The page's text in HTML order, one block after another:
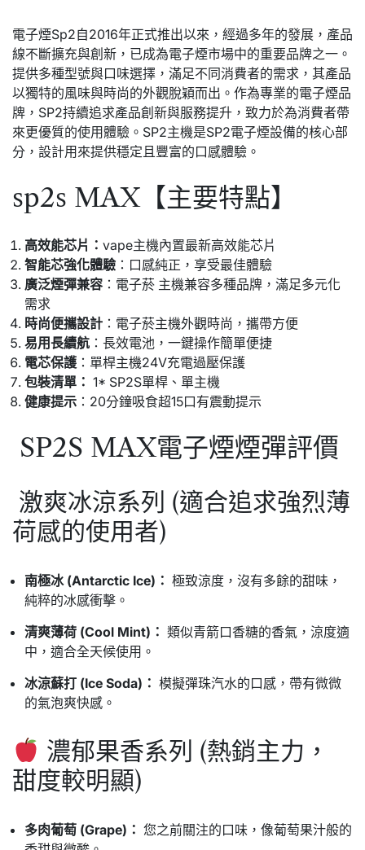
電子煙Sp2自2016年正式推出以來，經過多年的發展，產品
線不斷擴充與創新，已成為電子煙市場中的重要品牌之一。
提供多種型號與口味選擇，滿足不同消費者的需求，其產品
以獨特的風味與時尚的外觀脫穎而出。作為專業的電子煙品
牌，SP2持續追求產品創新與服務提升，致力於為消費者帶
來更優質的使用體驗。SP2主機是SP2電子煙設備的核心部
分，設計用來提供穩定且豐富的口感體驗。
sp2s MAX【主要特點】
高效能芯片： vape主機內置最新高效能芯片
智能芯強化體驗 ：口感純正，享受最佳體驗
廣泛煙彈兼容 ：電子菸 主機兼容多種品牌，滿足多元化
需求
時尚便攜設計 ：電子菸主機外觀時尚，攜帶方便
易用長續航 ：長效電池，一鍵操作簡單便捷
電芯保護 ：單桿主機24V充電過壓保護
包裝清單： 1* SP2S單桿、單主機
健康提示 ：20分鐘吸食超15口有震動提示
SP2S MAX電子煙煙彈評價
激爽冰涼系列 (適合追求強烈薄
荷感的使用者)
南極冰 (Antarctic Ice)： 極致涼度，沒有多餘的甜味，
純粹的冰感衝擊。
清爽薄荷 (Cool Mint)： 類似青箭口香糖的香氣，涼度適
中，適合全天候使用。
冰涼蘇打 (Ice Soda)： 模擬彈珠汽水的口感，帶有微微
的氣泡爽快感。
濃郁果香系列 (熱銷主力，
甜度較明顯)
多肉葡萄 (Grape)： 您之前關注的口味，像葡萄果汁般的